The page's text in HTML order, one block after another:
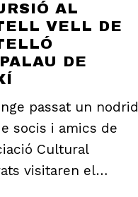
AL
VELL DE
DE
passat un nodrid
socis i amics de
Cultural
visitaren el…